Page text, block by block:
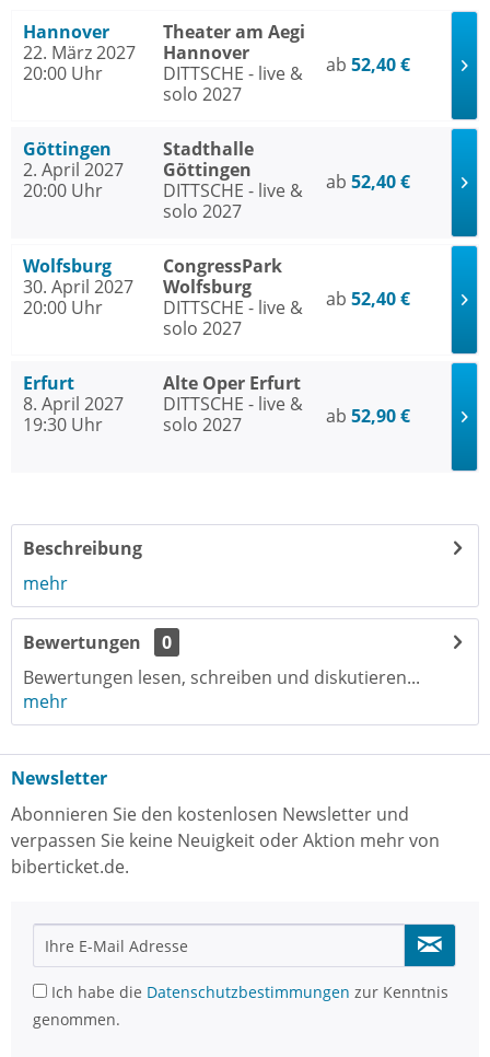
Hannover
22. März 2027
20:00 Uhr
Theater am Aegi
Hannover
DITTSCHE - live &
solo 2027
ab 52,40 €
Göttingen
2. April 2027
20:00 Uhr
Stadthalle
Göttingen
DITTSCHE - live &
solo 2027
ab 52,40 €
Wolfsburg
30. April 2027
20:00 Uhr
CongressPark
Wolfsburg
DITTSCHE - live &
solo 2027
ab 52,40 €
Erfurt
8. April 2027
19:30 Uhr
Alte Oper Erfurt
DITTSCHE - live &
solo 2027
ab 52,90 €
Beschreibung
mehr
Bewertungen
0
Bewertungen lesen, schreiben und diskutieren...
mehr
Newsletter
Abonnieren Sie den kostenlosen Newsletter und
verpassen Sie keine Neuigkeit oder Aktion mehr von
biberticket.de.
Ich habe die Datenschutzbestimmungen zur Kenntnis
genommen.